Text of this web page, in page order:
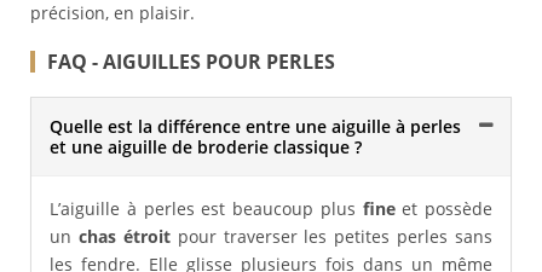
précision, en plaisir.
FAQ - AIGUILLES POUR PERLES
Quelle est la différence entre une aiguille à perles
et une aiguille de broderie classique ?
L’aiguille à perles est beaucoup plus fineet possède
un chas étroitpour traverser les petites perles sans
les fendre. Elle glisse plusieurs fois dans un même